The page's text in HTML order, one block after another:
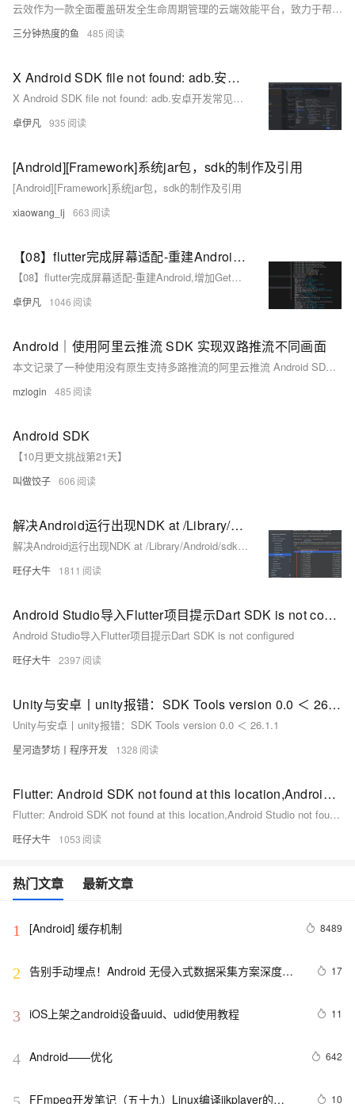
云效作为一款全面覆盖研发全生命周期管理的云端效能平台，致力于帮助企业实现高效协同、敏捷研发和持续交付。本合集收集整理了用户在使用云效过程中遇到的常见问题，问题涉及项目创建与管理、需求规划与迭代、代码托管与版本控制、自动化测试、持续集成与发布等方面。
三分钟热度的鱼 485
X Android SDK file not found: adb.安卓开发常见问题-Android SDK 缺少 `adb`（Android Debug Bridge）-优雅草卓伊凡
X Android SDK file not found: adb.安卓开发常见问题-Android SDK 缺少 `adb`（Android Debug Bridge）-优雅草卓伊凡
卓伊凡 935
[Android][Framework]系统jar包，sdk的制作及引用
[Android][Framework]系统jar包，sdk的制作及引用
xiaowang_lj 663
【08】flutter完成屏幕适配-重建Android,增加GetX路由,屏幕适配,基础导航栏-多版本SDK以及gradle造成的关于fvm的使用（flutter version manage）-卓伊凡换人优雅草Alex-开发完整的社交APP-前端客户端开发+数据联调|以优雅草商业项目为例做开发-flutter开发-全流程-商业应用级实战开发-优雅草Alex
【08】flutter完成屏幕适配-重建Android,增加GetX路由,屏幕适配,基础导航栏-多版本SDK以及gradle造成的关于fvm的使用（flutter version manage）-卓伊凡换人优雅草Alex-开发完整的社交APP-前端客户端开发+数据联调|以优雅草商业项目为例做开发-flutter开发-全流程-商业应用级实战开发-优雅草Alex
卓伊凡 1046
Android｜使用阿里云推流 SDK 实现双路推流不同画面
本文记录了一种使用没有原生支持多路推流的阿里云推流 Android SDK，实现同时推送两路不同画面的流的方法。
mzlogin 485
Android SDK
【10月更文挑战第21天】
叫做饺子 606
解决Android运行出现NDK at /Library/Android/sdk/ndk-bundle did not have a source.properties file
解决Android运行出现NDK at /Library/Android/sdk/ndk-bundle did not have a source.properties file
旺仔大牛 1811
Android Studio导入Flutter项目提示Dart SDK is not configured
Android Studio导入Flutter项目提示Dart SDK is not configured
旺仔大牛 2397
Unity与安卓丨unity报错：SDK Tools version 0.0 ＜ 26.1.1
Unity与安卓丨unity报错：SDK Tools version 0.0 ＜ 26.1.1
星河造梦坊丨程序开发 1328
Flutter: Android SDK not found at this location,Android Studio not found at xxx
Flutter: Android SDK not found at this location,Android Studio not found at xxx
旺仔大牛 1053
热门文章 最新文章
1 [Android] 缓存机制 8489
2 告别手动埋点！Android 无侵入式数据采集方案深度解
17
3 iOS上架之android设备uuid、udid使用教程 11
4 Android——优化 642
5
FFmpeg开发笔记（五十九）Linux编译ijkplayer的
10